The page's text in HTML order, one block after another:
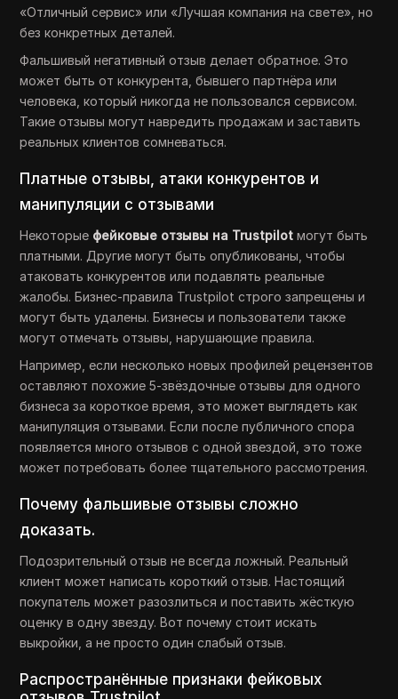
«Отличный сервис» или «Лучшая компания на свете», но
без конкретных деталей.
Фальшивый негативный отзыв делает обратное. Это
может быть от конкурента, бывшего партнёра или
человека, который никогда не пользовался сервисом.
Такие отзывы могут навредить продажам и заставить
реальных клиентов сомневаться.
Платные отзывы, атаки конкурентов и
манипуляции с отзывами
Некоторые фейковые отзывы на Trustpilot могут быть
платными. Другие могут быть опубликованы, чтобы
атаковать конкурентов или подавлять реальные
жалобы. Бизнес-правила Trustpilot строго запрещены и
могут быть удалены. Бизнесы и пользователи также
могут отмечать отзывы, нарушающие правила.
Например, если несколько новых профилей рецензентов
оставляют похожие 5-звёздочные отзывы для одного
бизнеса за короткое время, это может выглядеть как
манипуляция отзывами. Если после публичного спора
появляется много отзывов с одной звездой, это тоже
может потребовать более тщательного рассмотрения.
Почему фальшивые отзывы сложно
доказать.
Подозрительный отзыв не всегда ложный. Реальный
клиент может написать короткий отзыв. Настоящий
покупатель может разозлиться и поставить жёсткую
оценку в одну звезду. Вот почему стоит искать
выкройки, а не просто один слабый отзыв.
Распространённые признаки фейковых